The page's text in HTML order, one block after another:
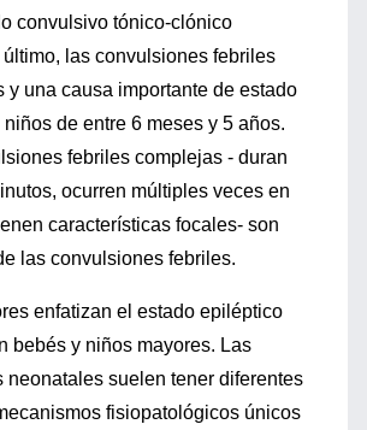
convulsivo tónico-clónico
último, las convulsiones febriles
y una causa importante de estado
de entre 6 meses y 5 años.
febriles complejas - duran
ocurren múltiples veces en
características focales- son
las convulsiones febriles.
enfatizan el estado epiléptico
bebés y niños mayores. Las
neonatales suelen tener diferentes
fisiopatológicos únicos